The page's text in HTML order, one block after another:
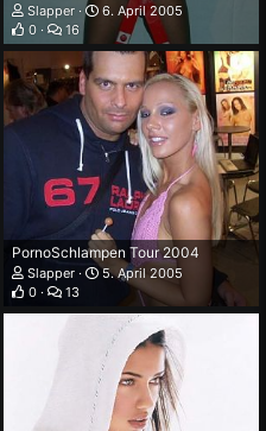
Slapper
6. April 2005
0
16
PornoSchlampen Tour 2004
Slapper
5. April 2005
0
13